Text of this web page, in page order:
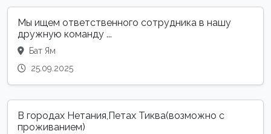
Мы ищем ответственного сотрудника в нашу
дружную команду ...
Бат Ям
25.09.2025
В гopoдах Нeтания,Петax Тиква(возможно с
проживанием)